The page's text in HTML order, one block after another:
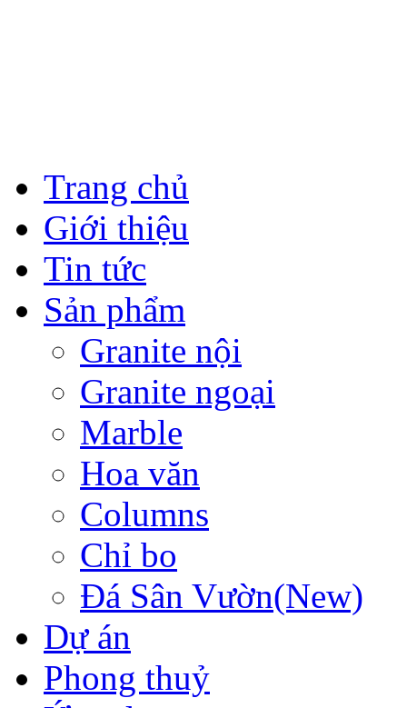
Trang chủ
Giới thiệu
Tin tức
Sản phẩm
Granite nội
Granite ngoại
Marble
Hoa văn
Columns
Chỉ bo
Đá Sân Vườn(New)
Dự án
Phong thuỷ